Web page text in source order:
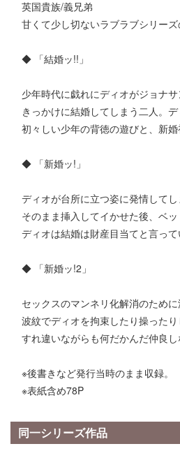
英国貴族/義兄弟
甘くて少し切ないラブラブシリーズ
◆ 「結婚ッ!!」
少年時代に戯れにディオがジョナ
きっかけに結婚してしまう二人。
初々しい少年の背徳の遊びと、新婚
◆ 「新婚ッ!」
ディオが台所に立つ姿に発情してし
そのまま挿入してイかせた後、ベッ
ディオは結婚は財産目当てと言っ
◆ 「新婚ッ!2」
セックスのマンネリ化解消のため
波紋でディオを拘束したり操ったり
すれ違いながらも何だかんだ仲良し
※後書きなど発行当時のまま収録。
※表紙含め78P
同一シリーズ作品